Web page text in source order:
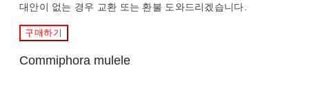
대안이 없는 경우 교환 또는 환불 도와드리겠습니다.
구매하기
Commiphora mulele